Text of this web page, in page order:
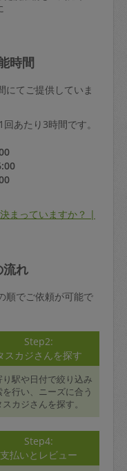
時間
にてご提供していま
あたり3時間です。
まっていますか？ |
流れ
順でご依頼が可能で
Step2:
スカジさんを探す
り駅や日付で絞り込み
を行い、ニーズに合う
スカジさんを探す。
Step4:
支払いとレビュー